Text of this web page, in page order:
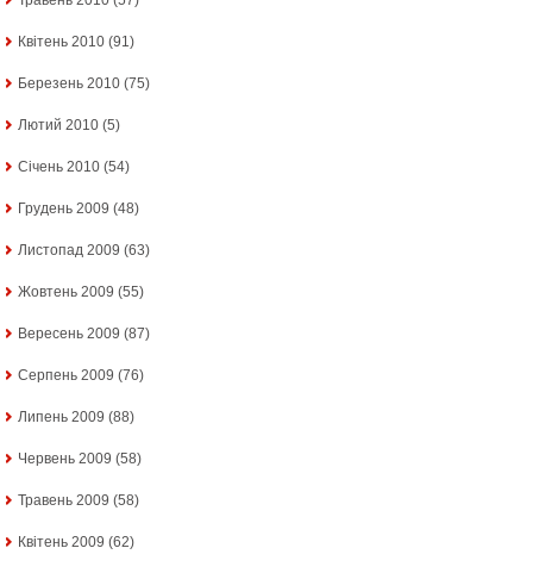
Квітень 2010 (91)
Березень 2010 (75)
Лютий 2010 (5)
Січень 2010 (54)
Грудень 2009 (48)
Листопад 2009 (63)
Жовтень 2009 (55)
Вересень 2009 (87)
Серпень 2009 (76)
Липень 2009 (88)
Червень 2009 (58)
Травень 2009 (58)
Квітень 2009 (62)